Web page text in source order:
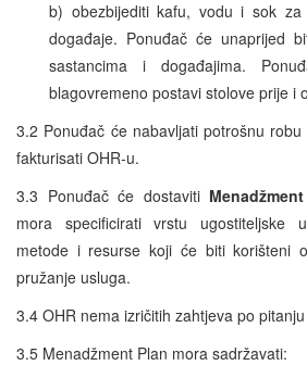
b) obezbijediti kafu, vodu i sok
događaje. Ponuđač će unaprijed
sastancima i događajima.
blagovremeno postavi stolove prije i
3.2 Ponuđač će nabavljati potrošnu
fakturisati OHR-u.
3.3 Ponuđač će dostaviti
mora specificirati vrstu ugostiteljske
metode i resurse koji će biti korišteni
pružanje usluga.
3.4 OHR nema izričitih zahtjeva po
3.5 Menadžment Plan mora sadržavati: